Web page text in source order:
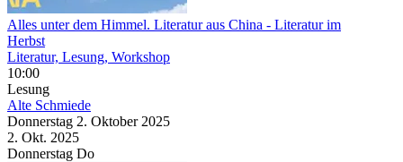
Alles unter dem Himmel. Literatur aus China - Literatur im
Herbst
Literatur, Lesung, Workshop
10:00
Lesung
Alte Schmiede
Donnerstag 2. Oktober 2025
2. Okt. 2025
Donnerstag Do